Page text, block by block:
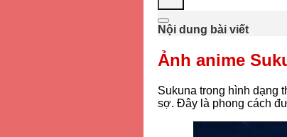
Nội dung bài viết
Ảnh anime
Sukuna trong hình dạng
sợ. Đây là phong cách